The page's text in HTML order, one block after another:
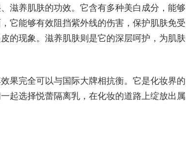
养肌肤的功效。它含有多种美白成分，能够
它能够有效阻挡紫外线的伤害，保护肌肤免受
的现象。滋养肌肤则是它的深层呵护，为肌肤
完全可以与国际大牌相抗衡。它是化妆界的
起选择悦蕾隔离乳，在化妆的道路上绽放出属